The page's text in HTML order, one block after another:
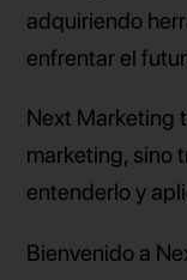
adquiriendo
enfrentar el
Next Marketing
marketing, sino
entenderlo y
Bienvenido a